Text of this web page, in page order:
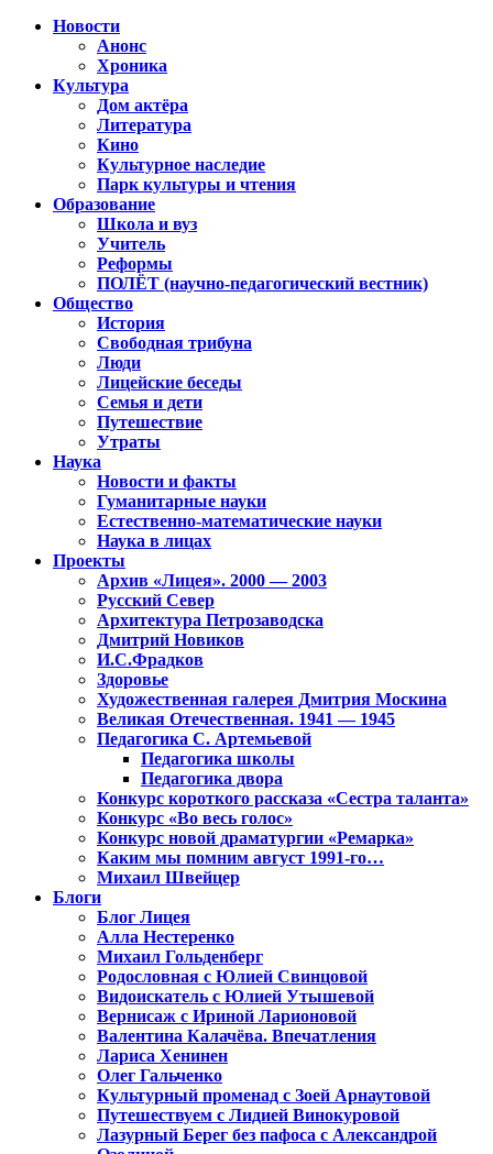
Новости
Анонс
Хроника
Культура
Дом актёра
Литература
Кино
Культурное наследие
Парк культуры и чтения
Образование
Школа и вуз
Учитель
Реформы
ПОЛЁТ (научно-педагогический вестник)
Общество
История
Свободная трибуна
Люди
Лицейские беседы
Семья и дети
Путешествие
Утраты
Наука
Новости и факты
Гуманитарные науки
Естественно-математические науки
Наука в лицах
Проекты
Архив «Лицея». 2000 — 2003
Русский Север
Архитектура Петрозаводска
Дмитрий Новиков
И.С.Фрадков
Здоровье
Художественная галерея Дмитрия Москина
Великая Отечественная. 1941 — 1945
Педагогика С. Артемьевой
Педагогика школы
Педагогика двора
Конкурс короткого рассказа «Сестра таланта»
Конкурс «Во весь голос»
Конкурс новой драматургии «Ремарка»
Каким мы помним август 1991-го…
Михаил Швейцер
Блоги
Блог Лицея
Алла Нестеренко
Михаил Гольденберг
Родословная с Юлией Свинцовой
Видоискатель с Юлией Утышевой
Вернисаж с Ириной Ларионовой
Валентина Калачёва. Впечатления
Лариса Хенинен
Олег Гальченко
Культурный променад с Зоей Арнаутовой
Путешествуем с Лидией Винокуровой
Лазурный Берег без пафоса с Александрой